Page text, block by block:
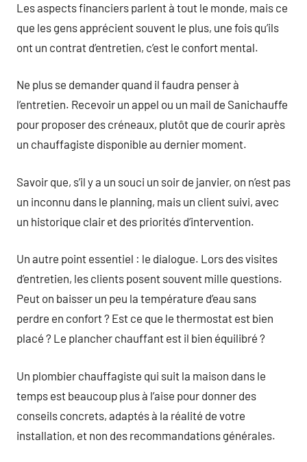
Les aspects financiers parlent à tout le monde, mais ce
que les gens apprécient souvent le plus, une fois qu’ils
ont un contrat d’entretien, c’est le confort mental.
Ne plus se demander quand il faudra penser à
l’entretien. Recevoir un appel ou un mail de Sanichauffe
pour proposer des créneaux, plutôt que de courir après
un chauffagiste disponible au dernier moment.
Savoir que, s’il y a un souci un soir de janvier, on n’est pas
un inconnu dans le planning, mais un client suivi, avec
un historique clair et des priorités d’intervention.
Un autre point essentiel : le dialogue. Lors des visites
d’entretien, les clients posent souvent mille questions.
Peut on baisser un peu la température d’eau sans
perdre en confort ? Est ce que le thermostat est bien
placé ? Le plancher chauffant est il bien équilibré ?
Un plombier chauffagiste qui suit la maison dans le
temps est beaucoup plus à l’aise pour donner des
conseils concrets, adaptés à la réalité de votre
installation, et non des recommandations générales.